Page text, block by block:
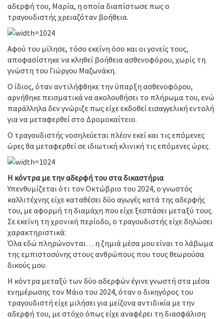
αδερφή του, Μαρία, η οποία διαπίστωσε πως ο
τραγουδιστής χρειαζόταν βοήθεια.
Αφού του μίλησε, τόσο εκείνη όσο και οι γονείς τους,
αποφασίστηκε να κληθεί βοήθεια ασθενοφόρου, χωρίς τη
γνώστη του Γιώργου Μαζωνάκη.
Ο ίδιος, όταν αντιλήφθηκε την ύπαρξη ασθενοφόρου,
αρνήθηκε πεισματικά να ακολουθήσει το πλήρωμα του, ενώ
παράλληλα δεν γνώριζε πως είχε εκδοθεί εισαγγελική εντολή
για να μεταφερθεί στο Δρομοκαΐτειο.
Ο τραγουδιστής νοσηλεύεται πλέον εκεί και τις επόμενες
ώρες θα μεταφερθεί σε ιδιωτική κλινική τις επόμενες ώρες.
Η κόντρα με την αδερφή του στα δικαστήρια
Υπενθυμίζεται ότι τον Οκτώβριο του 2024, ο γνωστός
καλλιτέχνης είχε καταθέσει δύο αγωγές κατά της αδερφής
του, με αφορμή τη διαμάχη που είχε ξεσπάσει μεταξύ τους.
Σε εκείνη τη χρονική περίοδο, ο τραγουδιστής είχε δηλώσει
χαρακτηριστικά:
Όλα εδώ πληρώνονται… η ζημιά μέσα μου είναι το λάβωμα
της εμπιστοσύνης στους ανθρώπους που τους θεωρούσα
δικούς μου.
Η κόντρα μεταξύ των δύο αδερφών έγινε γνωστή στα μέσα
ενημέρωσης τον Μάιο του 2024, όταν ο δικηγόρος του
τραγουδιστή είχε μιλήσει για μείζονα αντιδικία με την
αδερφή του, με στόχο όπως είχε αναφέρει τη διασφάλιση